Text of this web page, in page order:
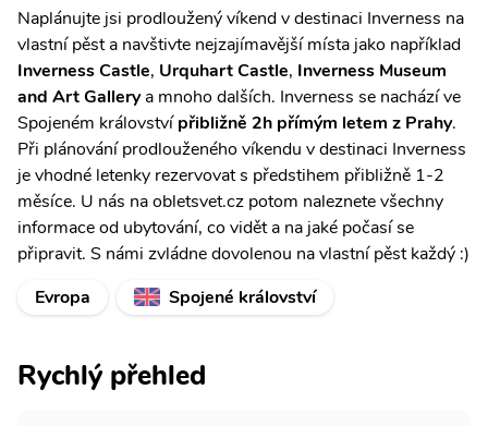
Naplánujte jsi prodloužený víkend v destinaci Inverness na
vlastní pěst a navštivte nejzajímavější místa jako například
Inverness Castle, Urquhart Castle, Inverness Museum
and Art Gallerya mnoho dalších. Inverness se nachází ve
Spojeném královstvípřibližně 2h přímým letem z Prahy.
Při plánování prodlouženého víkendu v destinaci Inverness
je vhodné letenky rezervovat s předstihem přibližně 1-2
měsíce. U nás na obletsvet.cz potom naleznete všechny
informace od ubytování, co vidět a na jaké počasí se
připravit. S námi zvládne dovolenou na vlastní pěst každý :)
Evropa
Spojené království
Rychlý přehled